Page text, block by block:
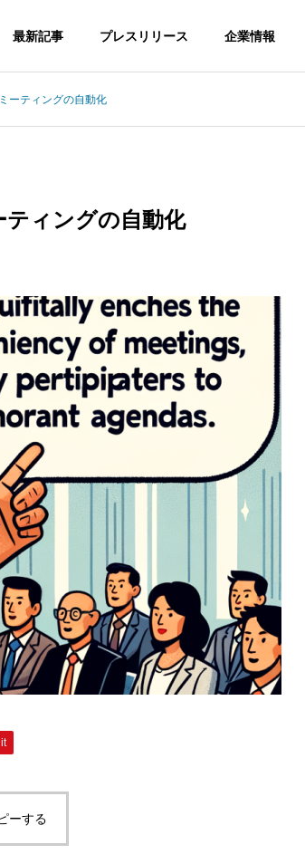
最新記事 プレスリリース 企業情報
開
DAISY FA
RM
デイジーフ
ァーム
SNS Ope
ration ag
ency
SNS運用代
用し
功事
運輸業界の効率化を実現するA
I技術の導入方法と成功事例
ーティングの自動化
ィングの自動化
ーする